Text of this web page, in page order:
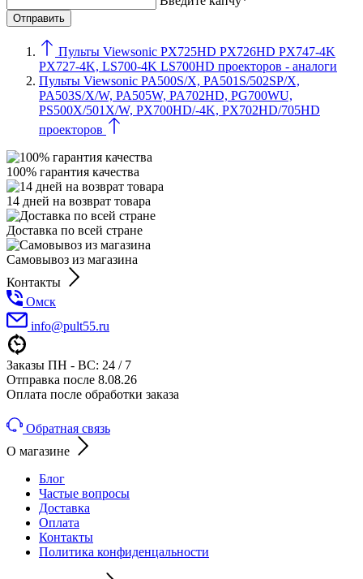
Пульты Viewsonic PX725HD PX726HD PX747-4K
PX727-4K, LS700-4K LS700HD проекторов - аналоги
Пульты Viewsonic PA500S/X, PA501S/502SP/X,
PA503S/X/W, PA505W, PA702HD, PG700WU,
PS500X/501X/W, PX700HD/-4K, PX702HD/705HD
проекторов
100% гарантия качества
14 дней на возврат товара
Доставка по всей стране
Самовывоз из магазина
Контакты
Омск
info@pult55.ru
Заказы ПН - ВС: 24 / 7
Отправка после 8.08.26
Оплата после обработки заказа
Обратная связь
О магазине
Блог
Частые вопросы
Доставка
Оплата
Контакты
Политика конфиденцальности